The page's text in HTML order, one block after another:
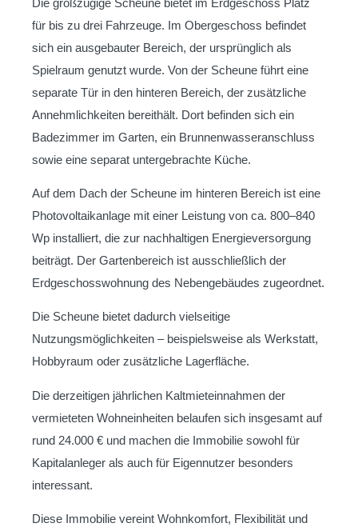
für bis zu drei Fahrzeuge. Im Obergeschoss befindet
sich ein ausgebauter Bereich, der ursprünglich als
Spielraum genutzt wurde. Von der Scheune führt eine
separate Tür in den hinteren Bereich, der zusätzliche
Annehmlichkeiten bereithält. Dort befinden sich ein
Badezimmer im Garten, ein Brunnenwasseranschluss
sowie eine separat untergebrachte Küche.
Auf dem Dach der Scheune im hinteren Bereich ist eine
Photovoltaikanlage mit einer Leistung von ca. 800–840
Wp installiert, die zur nachhaltigen Energieversorgung
beiträgt. Der Gartenbereich ist ausschließlich der
Erdgeschosswohnung des Nebengebäudes zugeordnet.
Die Scheune bietet dadurch vielseitige
Nutzungsmöglichkeiten – beispielsweise als Werkstatt,
Hobbyraum oder zusätzliche Lagerfläche.
Die derzeitigen jährlichen Kaltmieteinnahmen der
vermieteten Wohneinheiten belaufen sich insgesamt auf
rund 24.000 € und machen die Immobilie sowohl für
Kapitalanleger als auch für Eigennutzer besonders
interessant.
Diese Immobilie vereint Wohnkomfort, Flexibilität und